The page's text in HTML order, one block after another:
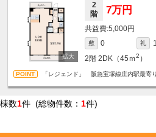
2
階
7万円
5,000円
敷 0 礼
2階 2DK（45ｍ2 ）
「レジェンド」 阪急宝塚線庄内駅最寄
棟数1件 (総物件数： 1件)